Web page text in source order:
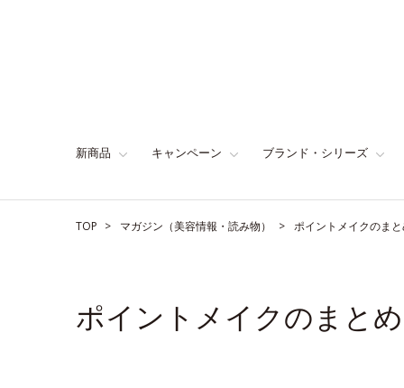
新商品 キャンペーン ブランド・シリーズ
TOP マガジン（美容情報・読み物） ポイントメイクのま
ポイントメイクのまとめ